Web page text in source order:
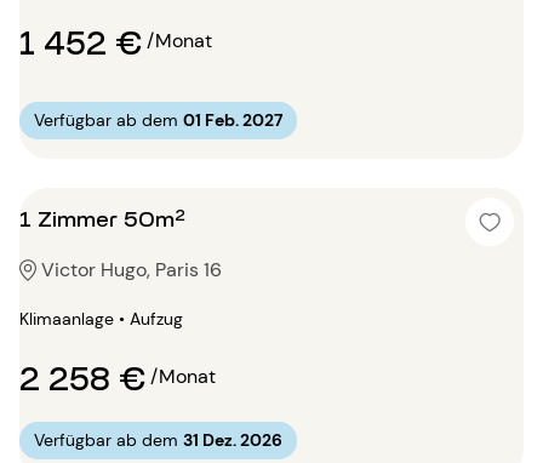
1 452 €/Monat
Verfügbar ab dem 01 Feb. 2027
1 Zimmer 50m²
Victor Hugo, Paris 16
Klimaanlage • Aufzug
2 258 €/Monat
Verfügbar ab dem 31 Dez. 2026